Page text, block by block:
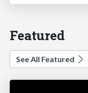
Featured
See All Featured